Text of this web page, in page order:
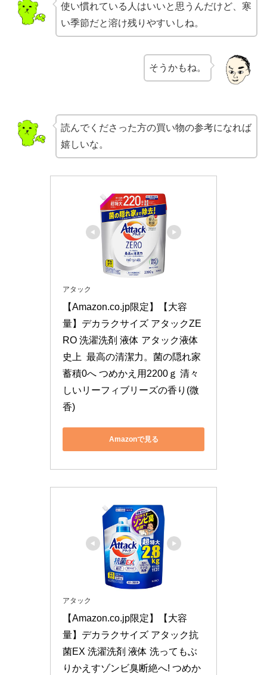
使い慣れている人はいいと思うんだけど、寒
い季節だと溶け残りやすいしね。
そうかもね。
読んでくださった方の買い物の参考になれば
嬉しいな。
アタック
【Amazon.co.jp限定】【大容
量】デカラクサイズ アタックZE
RO 洗濯洗剤 液体 アタック液体
史上  最高の清潔力。菌の隠れ家
蓄積0へ つめかえ用2200ｇ 清々
しいリーフィブリーズの香り(微
香)
Amazonで見る
アタック
【Amazon.co.jp限定】【大容
量】デカラクサイズ アタック抗
菌EX 洗濯洗剤 液体 洗ってもぶ
りかえすゾンビ臭断絶へ! つめか